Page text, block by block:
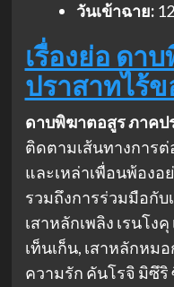
วันเข้าฉาย:
เรื่องย่อ ดา
ปราสาทไร้
ดาบพิฆาตอสูร ภาคป
ติดตามเส้นทางการต่
และเหล่าเพื่อนพ้องอ
รวมถึงการร่วมมือกับ
เสาหลักเพลิง เรนโง
เท็นเก็น, เสาหลักหม
ความรัก คันโรจิ มิซึ